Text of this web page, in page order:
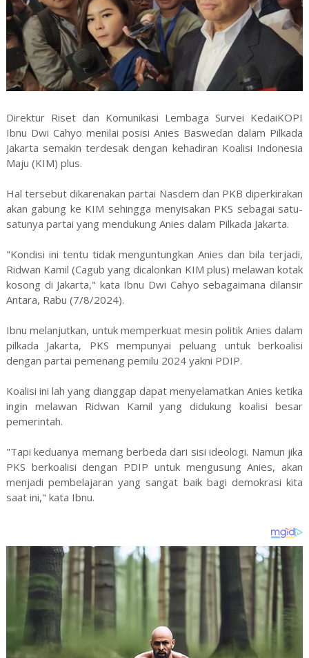
Direktur Riset dan Komunikasi Lembaga Survei KedaiKOPI
Ibnu Dwi Cahyo menilai posisi Anies Baswedan dalam Pilkada
Jakarta semakin terdesak dengan kehadiran Koalisi Indonesia
Maju (KIM) plus.
Hal tersebut dikarenakan partai Nasdem dan PKB diperkirakan
akan gabung ke KIM sehingga menyisakan PKS sebagai satu-
satunya partai yang mendukung Anies dalam Pilkada Jakarta.
"Kondisi ini tentu tidak menguntungkan Anies dan bila terjadi,
Ridwan Kamil (Cagub yang dicalonkan KIM plus) melawan kotak
kosong di Jakarta," kata Ibnu Dwi Cahyo sebagaimana dilansir
Antara, Rabu (7/8/2024).
Ibnu melanjutkan, untuk memperkuat mesin politik Anies dalam
pilkada Jakarta, PKS mempunyai peluang untuk berkoalisi
dengan partai pemenang pemilu 2024 yakni PDIP.
Koalisi ini lah yang dianggap dapat menyelamatkan Anies ketika
ingin melawan Ridwan Kamil yang didukung koalisi besar
pemerintah.
"Tapi keduanya memang berbeda dari sisi ideologi. Namun jika
PKS berkoalisi dengan PDIP untuk mengusung Anies, akan
menjadi pembelajaran yang sangat baik bagi demokrasi kita
saat ini," kata Ibnu.